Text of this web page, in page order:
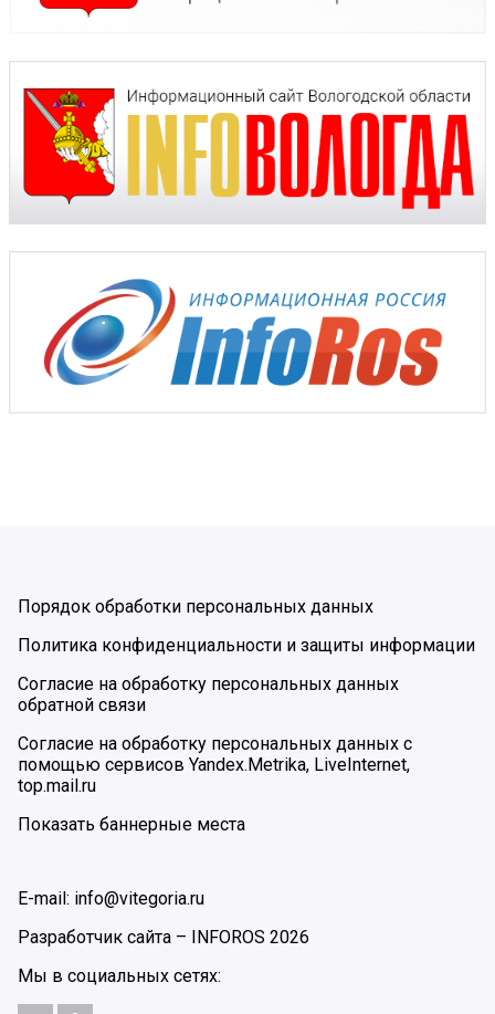
Порядок обработки персональных данных
Политика конфиденциальности и защиты информации
Согласие на обработку персональных данных
обратной связи
Согласие на обработку персональных данных с
помощью сервисов Yandex.Metrika, LiveInternet,
top.mail.ru
Показать баннерные места
E-mail: info@vitegoria.ru
Разработчик сайта – INFOROS 2026
Мы в социальных сетях: